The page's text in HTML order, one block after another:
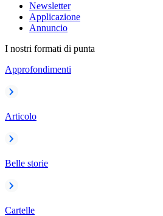
Newsletter
Applicazione
Annuncio
I nostri formati di punta
Approfondimenti
Articolo
Belle storie
Cartelle